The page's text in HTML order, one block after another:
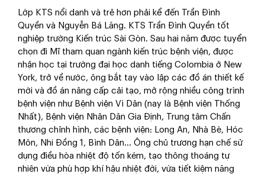
Lớp KTS nổi danh và trẻ hơn phải kể đến Trần Đình
Quyền và Nguyễn Bá Lăng. KTS Trần Đình Quyền tốt
nghiệp trường Kiến trúc Sài Gòn. Sau hai năm được tuyển
chọn đi Mĩ tham quan ngành kiến trúc bệnh viện, được
nhận học tại trường đại học danh tiếng Colombia ở New
York, trở về nước, ông bắt tay vào lập các đồ án thiết kế
mới và đồ án nâng cấp cải tạo, mở rộng nhiều công trình
bệnh viện như Bệnh viện Vì Dân (nay là Bệnh viện Thống
Nhất), Bệnh viện Nhân Dân Gia Định, Trung tâm Chấn
thương chỉnh hình, các bệnh viện: Long An, Nhà Bè, Hóc
Môn, Nhi Đồng 1, Bình Dân... Ông chủ trương hạn chế sử
dụng điều hòa nhiệt độ tốn kém, tạo thông thoáng tự
nhiên vừa phù hợp khí hậu nhiệt đới, vừa tiết kiệm năng